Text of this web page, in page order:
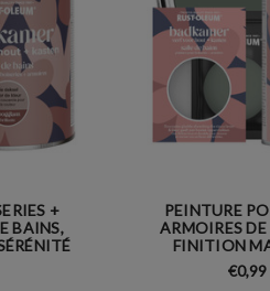
+
BAINS,
PEINTURE
ARMOIRES
FINITION
€0,99